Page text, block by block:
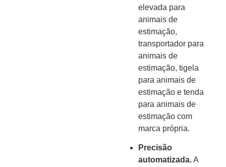
elevada para
animais de
estimação,
transportador para
animais de
estimação, tigela
para animais de
estimação e tenda
para animais de
estimação com
marca própria.
Precisão
automatizada.A